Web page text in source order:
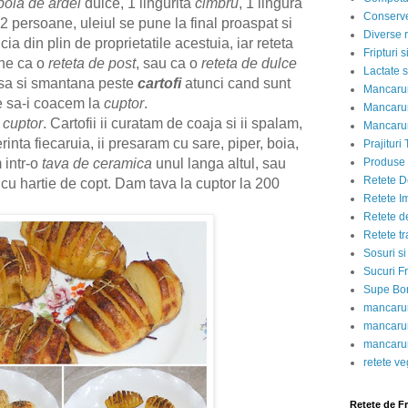
persoane, uleiul se pune la final proaspat si
din plin de proprietatile acestuia, iar reteta
ca o reteta de post, sau ca o reteta de dulce
si smantana peste cartofiatunci cand sunt
sa-i coacem la cuptor.
. Cartofii ii curatam de coaja si ii spalam,
fiecaruia, ii presaram cu sare, piper, boia,
intr-o tava de ceramica unul langa altul, sau
hartie de copt. Dam tava la cuptor la 200
Diverse
Fripturi
Lactate
Prajituri
Retete
Retete
Retete
Retete
Sosuri
Sucuri
Supe
retete
Retete de